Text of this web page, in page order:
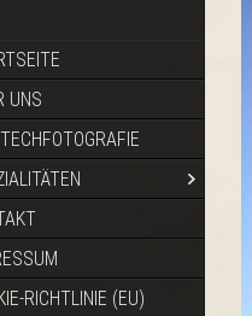
UNS
RICHTLINIE (EU)